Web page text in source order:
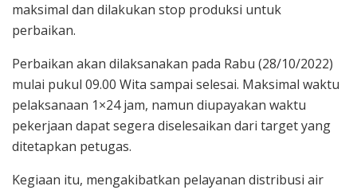
maksimal dan dilakukan stop produksi untuk
perbaikan.
Perbaikan akan dilaksanakan pada Rabu (28/10/2022)
mulai pukul 09.00 Wita sampai selesai. Maksimal waktu
pelaksanaan 1×24 jam, namun diupayakan waktu
pekerjaan dapat segera diselesaikan dari target yang
ditetapkan petugas.
Kegiaan itu, mengakibatkan pelayanan distribusi air